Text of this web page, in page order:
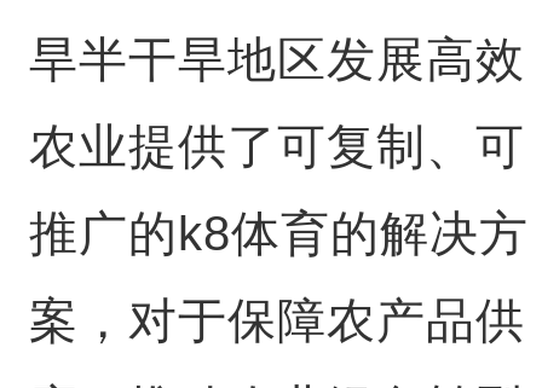
旱半干旱地区发展高效
农业提供了可复制、可
推广的k8体育的解决方
案，对于保障农产品供